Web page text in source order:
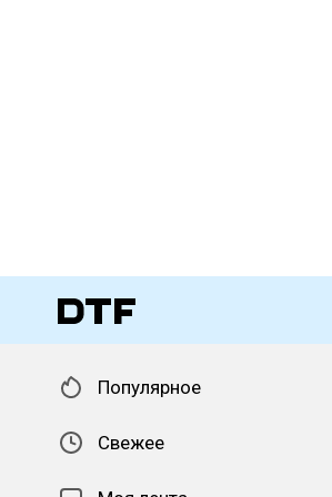
Популярное
Свежее